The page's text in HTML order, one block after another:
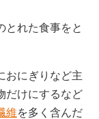
とれた食事をと
おにぎりなど主
だけにするなど
維を多く含んだ